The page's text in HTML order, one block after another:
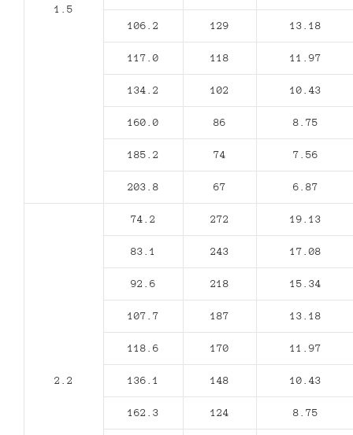
1.5
106.2
129 13.18
117.0 118 11.97
134.2 102 10.43
160.0 86 8.75
185.2 74 7.56
203.8 67 6.87
2.2
74.2 272 19.13
83.1 243 17.08
92.6 218 15.34
107.7 187 13.18
118.6 170 11.97
136.1 148 10.43
162.3 124 8.75